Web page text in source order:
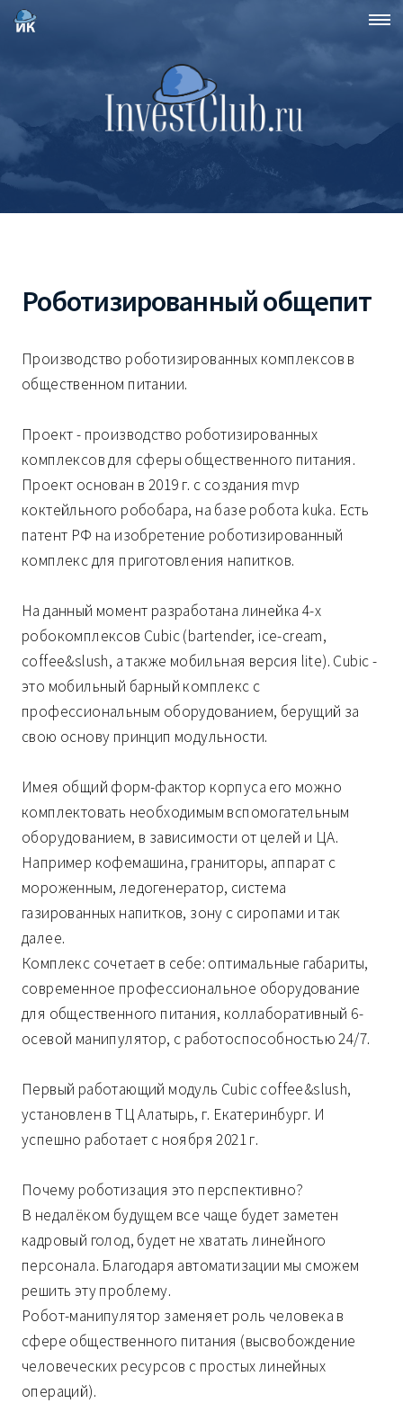
Роботизированный общепит
Производство роботизированных комплексов в
общественном питании.
Проект - производство роботизированных
комплексов для сферы общественного питания.
Проект основан в 2019 г. с создания mvp
коктейльного робобара, на базе робота kuka. Есть
патент РФ на изобретение роботизированный
комплекс для приготовления напитков.
На данный момент разработана линейка 4-х
робокомплексов Cubic (bartender, ice-cream,
coffee&slush, а также мобильная версия lite). Cubic -
это мобильный барный комплекс с
профессиональным оборудованием, берущий за
свою основу принцип модульности.
Имея общий форм-фактор корпуса его можно
комплектовать необходимым вспомогательным
оборудованием, в зависимости от целей и ЦА.
Например кофемашина, граниторы, аппарат с
мороженным, ледогенератор, система
газированных напитков, зону с сиропами и так
далее.
Комплекс сочетает в себе: оптимальные габариты,
современное профессиональное оборудование
для общественного питания, коллаборативный 6-
осевой манипулятор, с работоспособностью 24/7.
Первый работающий модуль Cubic coffee&slush,
установлен в ТЦ Алатырь, г. Екатеринбург. И
успешно работает с ноября 2021 г.
Почему роботизация это перспективно?
В недалёком будущем все чаще будет заметен
кадровый голод, будет не хватать линейного
персонала. Благодаря автоматизации мы сможем
решить эту проблему.
Робот-манипулятор заменяет роль человека в
сфере общественного питания (высвобождение
человеческих ресурсов с простых линейных
операций).